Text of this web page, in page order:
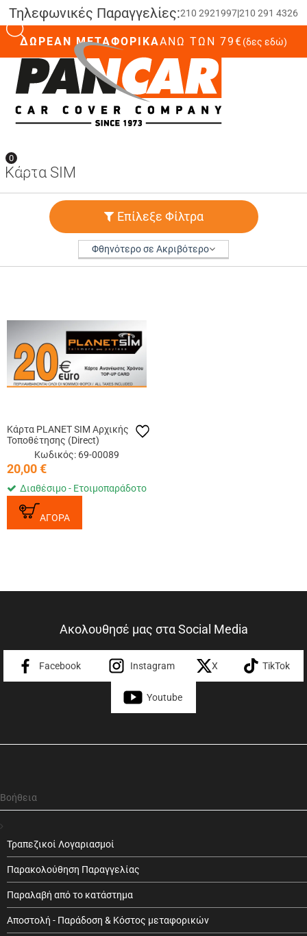
Τηλεφωνικές Παραγγελίες:210 2921997|210 291 4326
ΔΩΡΕΑΝ ΜΕΤΑΦΟΡΙΚΑΆΝΩ ΤΩΝ 79€(δες εδώ)
0
Κάρτα SIM
Επίλεξε Φίλτρα
Φθηνότερο σε Ακριβότερο
Κάρτα PLANET SIM Αρχικής
Τοποθέτησης (Direct)
Κωδικός: 69-00089
20,00€
Διαθέσιμο - Ετοιμοπαράδοτο
ΑΓΟΡΑ
Ακολουθησέ μας στα Social Media
Facebook Instagram X TikTok
Youtube
Βοήθεια
Τραπεζικοί Λογαριασμοί
Παρακολούθηση Παραγγελίας
Παραλαβή από το κατάστημα
Αποστολή - Παράδοση & Κόστος μεταφορικών